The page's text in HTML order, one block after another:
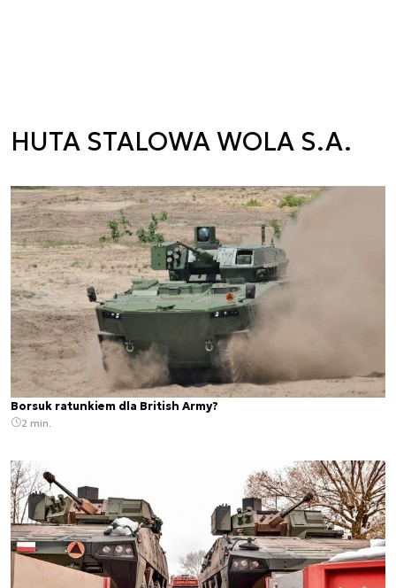
HUTA STALOWA WOLA S.A.
Borsuk ratunkiem dla British Army?
2 min.